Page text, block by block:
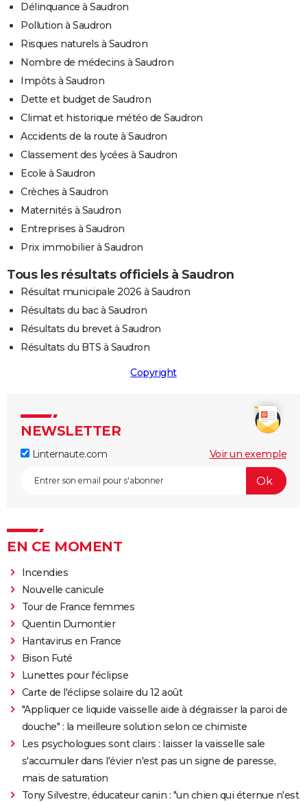
Délinquance à Saudron
Pollution à Saudron
Risques naturels à Saudron
Nombre de médecins à Saudron
Impôts à Saudron
Dette et budget de Saudron
Climat et historique météo de Saudron
Accidents de la route à Saudron
Classement des lycées à Saudron
Ecole à Saudron
Crèches à Saudron
Maternités à Saudron
Entreprises à Saudron
Prix immobilier à Saudron
Tous les résultats officiels à Saudron
Résultat municipale 2026 à Saudron
Résultats du bac à Saudron
Résultats du brevet à Saudron
Résultats du BTS à Saudron
Copyright
NEWSLETTER
Linternaute.com Voir un exemple
EN CE MOMENT
Incendies
Nouvelle canicule
Tour de France femmes
Quentin Dumontier
Hantavirus en France
Bison Futé
Lunettes pour l'éclipse
Carte de l'éclipse solaire du 12 août
"Appliquer ce liquide vaisselle aide à dégraisser la paroi de
douche" : la meilleure solution selon ce chimiste
Les psychologues sont clairs : laisser la vaisselle sale
s'accumuler dans l'évier n'est pas un signe de paresse,
mais de saturation
Tony Silvestre, éducateur canin : "un chien qui éternue n'est